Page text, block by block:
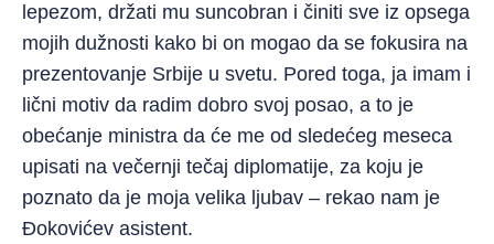
lepezom, držati mu suncobran i činiti sve iz opsega
mojih dužnosti kako bi on mogao da se fokusira na
prezentovanje Srbije u svetu. Pored toga, ja imam i
lični motiv da radim dobro svoj posao, a to je
obećanje ministra da će me od sledećeg meseca
upisati na večernji tečaj diplomatije, za koju je
poznato da je moja velika ljubav – rekao nam je
Đokovićev asistent.